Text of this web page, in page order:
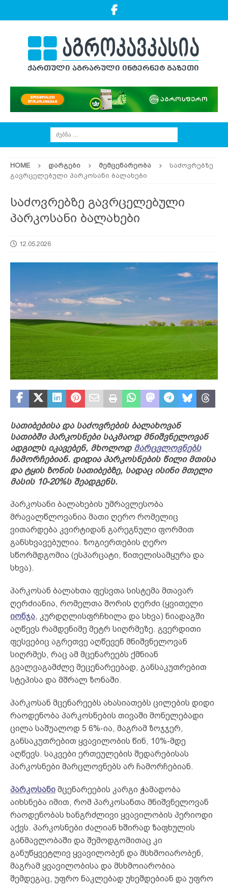
HOME ᲓᲐᲠᲒᲔᲑᲘ ᲛᲔᲛᲪᲔᲜᲐᲠᲔᲝᲑᲐ
საძოვრებზე
გავრცელებული პარკოსანი ბალახები
საძოვრებზე გავრცელებული
პარკოსანი ბალახები
12.05.2026
სათიბებისა და საძოვრების ბალახოვან
სათიბში პარკოსნები საკმაოდ მნიშვნელოვან
ადგილს იკავებენ, მხოლოდ მარცვლოვნებს
ჩამორჩებიან. დიდია პარკოსნების წილი მთისა
და ტყის ზონის სათიბებზე, სადაც ისინი მთელი
მასის 10-20%ს შეადგენს.
პარკოსანი ბალახების უმრავლესობა
მრავალწლოვანია მათი ღერო რომელიც
ვითარდება კვირტიდან გარეგნული ფორმით
განსხვავებულია. ზოგიერთების ღერო
სწორმდგომია (ესპარცატი, წითელისამყურა და
სხვა).
პარკოსან ბალახთა ფესვთა სისტემა მთავარ
ღერძიანია, რომელთა შორის ღერძი (ყვითელი
იონჯა, კურდღლისფრჩხილა და სხვა) ნიადაგში
აღწევს რამდენიმე მეტრ სიღრმეზე. გვერდითი
ფესვებიც აგრეთვე აღწევენ მნიშვნელოვან
სიღრმეს, რაც ამ მცენარეებს ქმნიან
გვალვაგამძლე მეცენარეებად, განსაკუთრებით
სტეპისა და მშრალ ზონაში.
პარკოსან მცენარეებს ახასიათებს ცილების დიდი
რაოდენობა პარკოსნების თივაში მონელებადი
ცილა საშუალოდ 5 6%-ია, მაგრამ ზოჯჯერ,
განსაკუთრებით ყვავილობის წინ, 10%-მდე
აღწევს. საკვები ერთეულების შედარებისას
პარკოსნები მარცლოვნებს არ ჩამორჩებიან.
პარკოსანი მცენარეების კარგი ჭამადობა
აიხსნება იმით, რომ პარკოსანთა მნიშვნელოვან
რაოდენობას ხანგრძლივი ყვავილობის პერიოდი
აქვს. პარკოსნები ძალიან ხშირად ზაფხულის
განმავლობაში და შემოდგომითაც კი
განუწყვეტლივ ყვავილობენ და მსხმოიარობენ,
მაგრამ ყვავილობისა და მსხმოიარობია
შემდეგაც, უფრო ნაკლებად უხეშდებიან და უფრო